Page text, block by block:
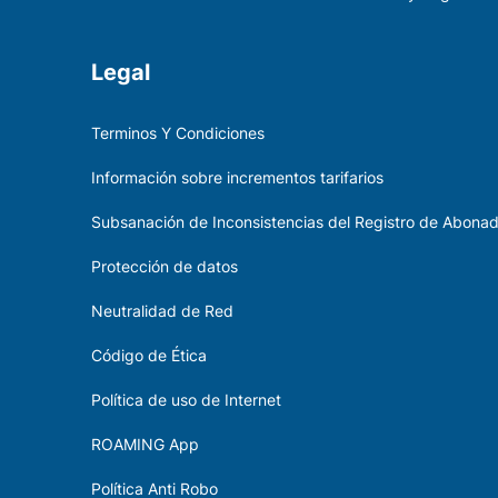
Legal
Terminos Y Condiciones
Información sobre incrementos tarifarios
Subsanación de Inconsistencias del Registro de
Protección de datos
Neutralidad de Red
Código de Ética
Política de uso de Internet
ROAMING App
Política Anti Robo